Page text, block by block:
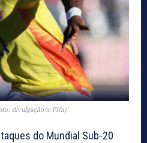
divulgação/x/FIfa)’
do Mundial Sub-20